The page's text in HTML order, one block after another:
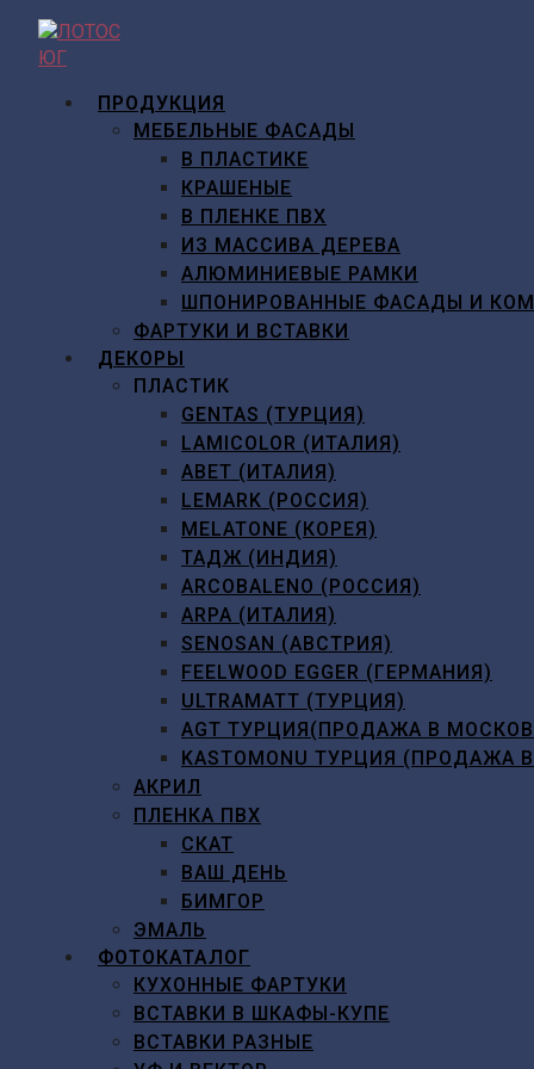
Перейти
содержимому
ПРОДУКЦИЯ
МЕБЕЛЬНЫЕ ФАСАДЫ
В ПЛАСТИКЕ
КРАШЕНЫЕ
В ПЛЕНКЕ ПВХ
ИЗ МАССИВА ДЕРЕВА
АЛЮМИНИЕВЫЕ РАМКИ
ШПОНИРОВАННЫЕ ФАСАДЫ И
ФАРТУКИ И ВСТАВКИ
ДЕКОРЫ
ПЛАСТИК
GENTAS (ТУРЦИЯ)
LAMICOLOR (ИТАЛИЯ)
ABET (ИТАЛИЯ)
LEMARK (РОССИЯ)
MELATONE (КОРЕЯ)
ТАДЖ (ИНДИЯ)
ARCOBALENO (РОССИЯ)
ARPA (ИТАЛИЯ)
SENOSAN (АВСТРИЯ)
FEELWOOD EGGER (ГЕРМАНИЯ)
ULTRAMATT (ТУРЦИЯ)
AGT ТУРЦИЯ(ПРОДАЖА В
KASTOMONU ТУРЦИЯ
АКРИЛ
ПЛЕНКА ПВХ
СКАТ
ВАШ ДЕНЬ
БИМГОР
ЭМАЛЬ
ФОТОКАТАЛОГ
КУХОННЫЕ ФАРТУКИ
ВСТАВКИ В ШКАФЫ-КУПЕ
ВСТАВКИ РАЗНЫЕ